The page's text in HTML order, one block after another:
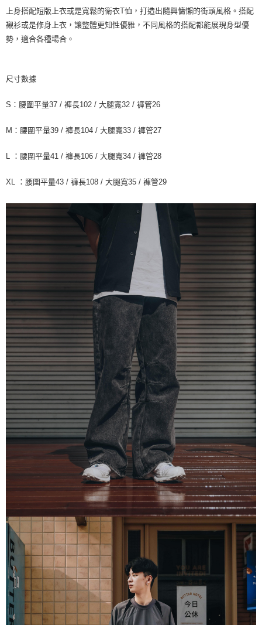
上身搭配短版上衣或是寬鬆的衛衣T恤，打造出隨興慵懶的街頭風格。搭配
襯衫或是修身上衣，讓整體更知性優雅，不同風格的搭配都能展現身型優
勢，適合各種場合。
尺寸數據
S：腰圍平量37 / 褲長102 / 大腿寬32 / 褲管26
M：腰圍平量39 / 褲長104 / 大腿寬33 / 褲管27
L ：腰圍平量41 / 褲長106 / 大腿寬34 / 褲管28
XL ：腰圍平量43 / 褲長108 / 大腿寬35 / 褲管29